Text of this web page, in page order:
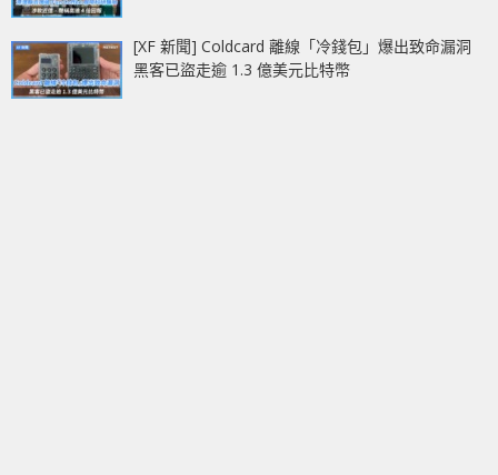
[XF 新聞] Coldcard 離線「冷錢包」爆出致命漏洞
黑客已盜走逾 1.3 億美元比特幣